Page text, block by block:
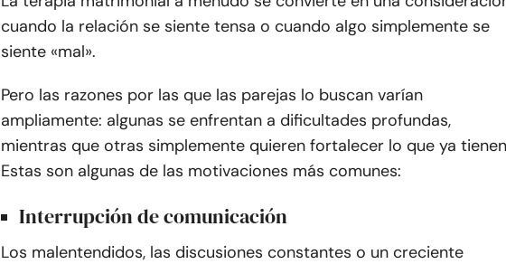
cuando la relación se siente tensa o cuando algo simplemente se
siente «mal».
Pero las razones por las que las parejas lo buscan varían
ampliamente: algunas se enfrentan a dificultades profundas,
mientras que otras simplemente quieren fortalecer lo que ya
Estas son algunas de las motivaciones más comunes:
Interrupción de comunicación
Los malentendidos, las discusiones constantes o un creciente